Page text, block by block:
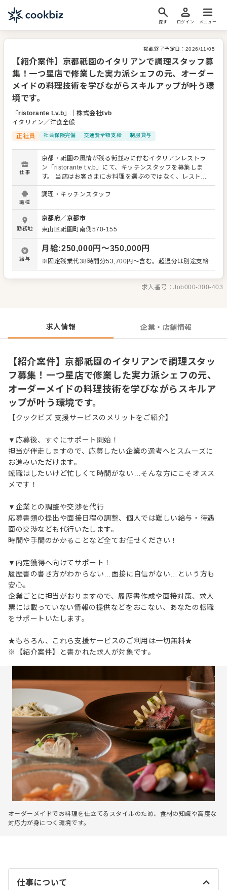
探す ログイン メニュー
掲載終了予定日： 2026/11/05
【紹介案件】京都祇園のイタリアンで調理スタッフ募
集！一つ星店で修業した実力派シェフの元、オーダー
メイドの料理技術を学びながらスキルアップが叶う環
境です。
『ristorante t.v.b』 ｜株式会社tvb
イタリアン／洋食全般
正社員
社会保険完備 交通費全額支給 制服貸与
仕事
京都・祇園の風情が残る街並みに佇むイタリアンレストラ
ン「ristorante t.v.b」にて、キッチンスタッフを募集しま
す。 当店はお客さまにお料理を選ぶのではなく、レストラ
ンの概念を超える「誂える（あつらえる）」というオーダ
ーメイドスタイル。厳選された鮮魚や季節のお野菜など、
す。 あなたには調理スタッフとして、季節ごとの様々な食
材を扱いながら腕を磨いていただきます。経験やスキルに
応じて前菜メニューの考案から、パスタやメインといった
重要ポジションもお任せしていく方針です。 シェフはイタ
リア各地のレストランや一つ星店で修業を積んだ本格派。
実力あるシェフの近くで多様な食材の知識や調理スピード
な手応えを得られる環境です。 ＜おすすめポイント＞ イタ
リアの一つ星店などで修業を積んだ実力派シェフの技術を
知識を学び、料理人として一段上のステップへ進めます。
職種
調理・キッチンスタッフ
勤務地
京都府／京都市
東山区祇園町南側570-155
給与
月給:250,000円〜350,000円
※固定残業代38時間分53,700円～含む。超過分は別途支給
求人番号：Job000-300-403
求人情報 企業・店舗情報
【紹介案件】京都祇園のイタリアンで調理スタッ
フ募集！一つ星店で修業した実力派シェフの元、
オーダーメイドの料理技術を学びながらスキルア
ップが叶う環境です。
【クックビズ 支援サービスのメリットをご紹介】
▼応募後、すぐにサポート開始！
担当が伴走しますので、応募したい企業の選考へとスムーズに
お進みいただけます。
転職はしたいけど忙しくて時間がない…そんな方にこそオスス
メです！
▼企業との調整や交渉を代行
応募書類の提出や面接日程の調整、個人では難しい給与・待遇
面の交渉なども代行いたします。
時間や手間のかかることなど全てお任せください！
▼内定獲得へ向けてサポート！
履歴書の書き方がわからない…面接に自信がない…という方も
安心。
企業ごとに担当がおりますので、履歴書作成や面接対策、求人
票には載っていない情報の提供などをおこない、あなたの転職
をサポートいたします。
★もちろん、これら支援サービスのご利用は一切無料★
※【紹介案件】と書かれた求人が対象です。
オーダーメイドでお料理を仕立てるスタイルのため、食材の知識や高度な
対応力が身につく環境です。
仕事について